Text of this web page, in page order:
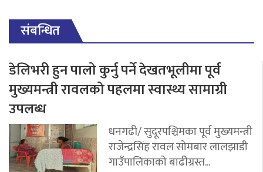
संबन्धित
डेलिभरी हुन पालो कुर्नु पर्ने देखतभूलीमा पूर्व
मुख्यमन्त्री रावलको पहलमा स्वास्थ्य सामाग्री
उपलब्ध
धनगढी/ सुदूरपश्चिमका पूर्व मुख्यमन्त्री
राजेन्द्रसिंह रावल सोमबार लालझाडी
गाउँपालिकाको बाढीग्रस्त...